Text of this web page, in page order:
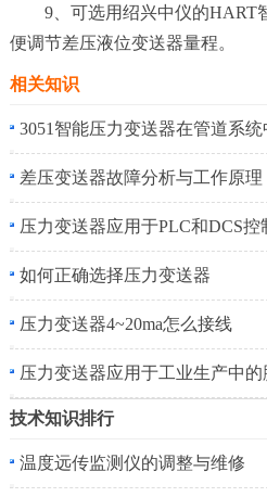
9、可选用绍兴中仪的HART
便调节差压液位变送器量程。
相关知识
3051智能压力变送器在管道系统
差压变送器故障分析与工作原理
压力变送器应用于PLC和DCS控
如何正确选择压力变送器
压力变送器4~20ma怎么接线
压力变送器应用于工业生产中的
技术知识排行
温度远传监测仪的调整与维修